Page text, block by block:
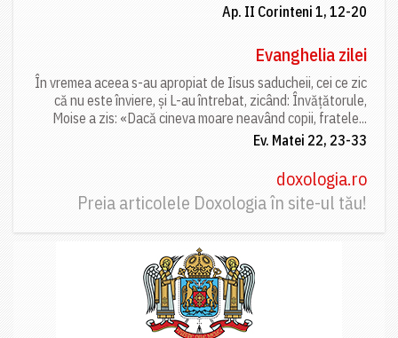
Ap. II Corinteni 1, 12-20
Evanghelia zilei
În vremea aceea s-au apropiat de Iisus saducheii, cei ce zic
că nu este înviere, și L-au întrebat, zicând: Învățătorule,
Moise a zis: «Dacă cineva moare neavând copii, fratele...
Ev. Matei 22, 23-33
doxologia.ro
Preia articolele Doxologia în site-ul tău!